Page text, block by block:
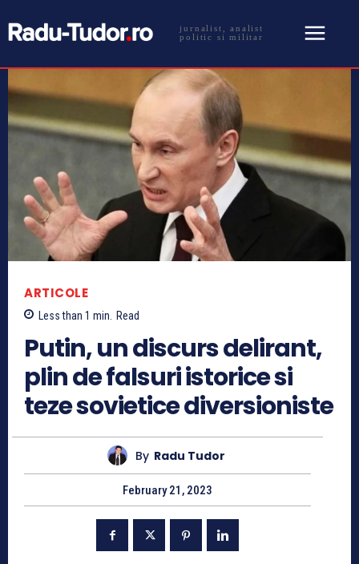
jurnalist, analist
politic si militar
ARTICOLE
Less than 1 min. Read
Putin, un discurs delirant,
plin de falsuri istorice si
teze sovietice diversioniste
By Radu Tudor
February 21, 2023